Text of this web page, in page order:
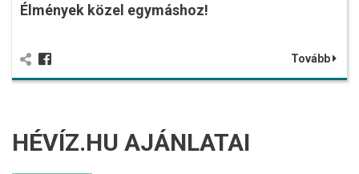
Élmények közel egymáshoz!
Tovább
HÉVÍZ.HU AJÁNLATAI